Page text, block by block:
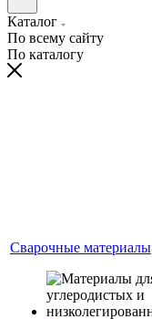
Каталог
По всему сайту
По каталогу
Сварочные материалы